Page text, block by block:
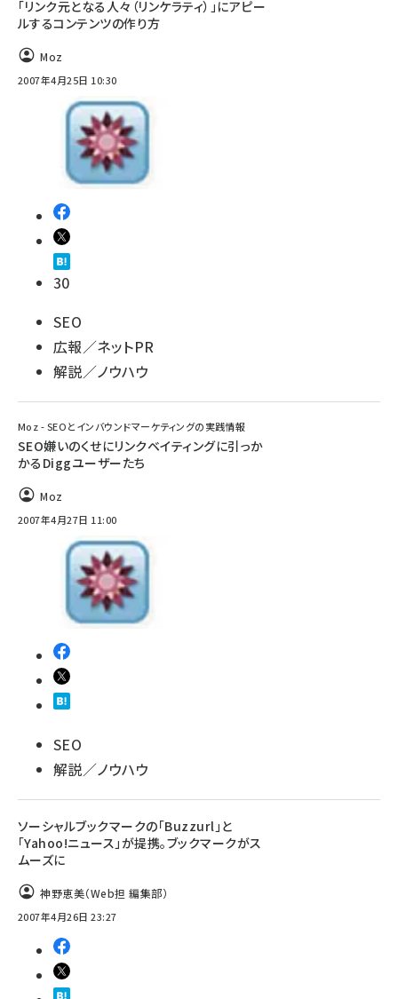
「リンク元となる人々（リンケラティ）」にアピー
ルするコンテンツの作り方
Moz
2007年4月25日 10:30
30
SEO
広報／ネットPR
解説／ノウハウ
Moz - SEOとインバウンドマーケティングの実践情報
SEO嫌いのくせにリンクベイティングに引っか
かるDiggユーザーたち
Moz
2007年4月27日 11:00
SEO
解説／ノウハウ
ソーシャルブックマークの「Buzzurl」と
「Yahoo!ニュース」が提携。ブックマークがス
ムーズに
神野恵美（Web担 編集部）
2007年4月26日 23:27